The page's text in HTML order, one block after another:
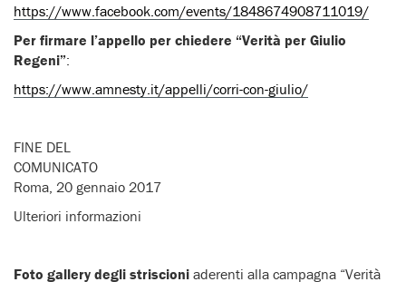
https://www.facebook.com/events/1848674908711019/
Per firmare l’appello per chiedere “Verità per Giulio
Regeni”:
https://www.amnesty.it/appelli/corri-con-giulio/
FINE DEL
COMUNICATO
Roma, 20 gennaio 2017
Ulteriori informazioni
Foto gallery degli striscioni aderenti alla campagna “Verità